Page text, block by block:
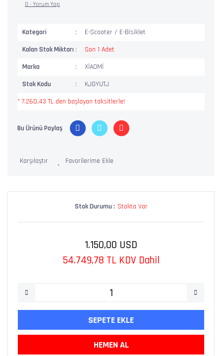
0 - Yorum Yap
Kategori
E-Scooter / E-Bisiklet
Kalan Stok Miktarı
Son 1 Adet
Marka
XİAOMİ
Stok Kodu
KJGYUTJ
* 7.260,43 TL den başlayan taksitlerle!
Bu Ürünü Paylaş
Karşılaştır
Stok Durumu : Stokta Var
1.150,00 USD
54.749,78 TL KDV Dahil
SEPETE EKLE
HEMEN AL